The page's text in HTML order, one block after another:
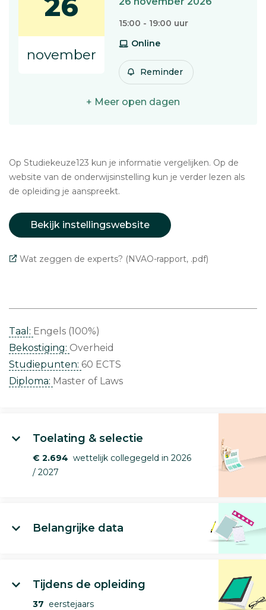
november
15:00 - 19:00 uur
Online
Reminder
+ Meer open dagen
Op Studiekeuze123 kun je informatie vergelijken. Op de
website van de onderwijsinstelling kun je verder lezen als
de opleiding je aanspreekt.
Bekijk instellingswebsite
Wat zeggen de experts? (NVAO-rapport, .pdf)
Taal: Engels (100%)
Bekostiging: Overheid
Studiepunten: 60 ECTS
Diploma: Master of Laws
Toelating & selectie
€ 2.694 wettelijk collegegeld in 2026
/ 2027
Belangrijke data
Tijdens de opleiding
37 eerstejaars